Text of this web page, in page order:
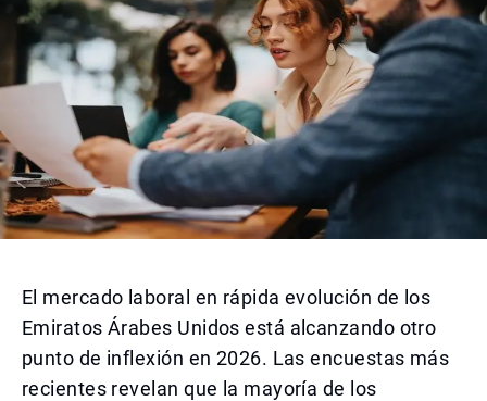
El mercado laboral en rápida evolución de los
Emiratos Árabes Unidos está alcanzando otro
punto de inflexión en 2026. Las encuestas más
recientes revelan que la mayoría de los